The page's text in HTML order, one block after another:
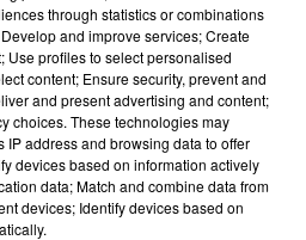
de jumelage de Sigolsheim
dansante assurée par le
Adulte. Inclus Apéritif +
réine - Spaetzle sur réservation
de moins de 12 ans
avant le 10 avril 2020
through statistics or combinations
and improve services; Create
Use profiles to select personalised
content; Ensure security, prevent and
and present advertising and content;
choices. These technologies may
address and browsing data to offer
devices based on information actively
data; Match and combine data from
devices; Identify devices based on